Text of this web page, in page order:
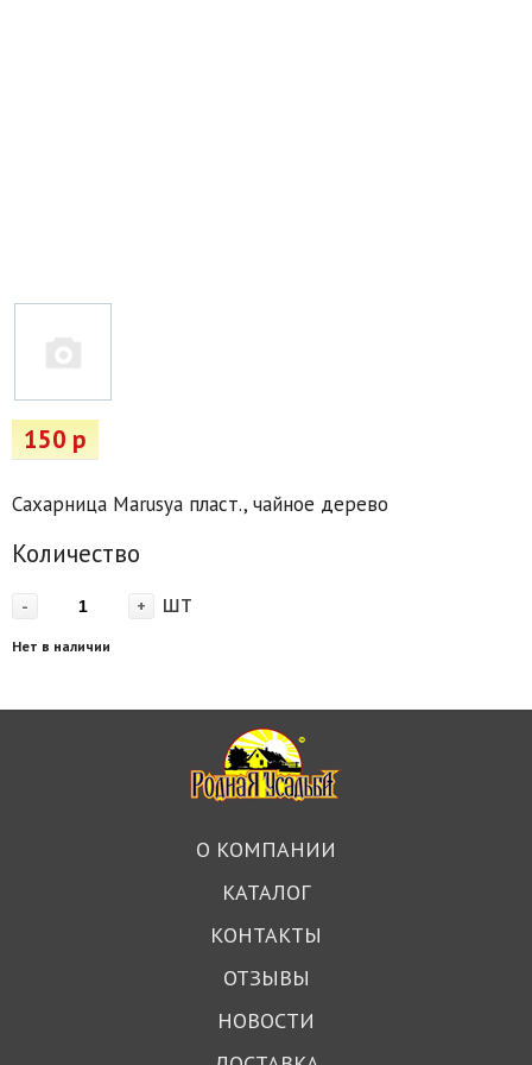
150 р
Сахарница Marusya пласт., чайное дерево
Количество
- + шт
Нет в наличии
О КОМПАНИИ
КАТАЛОГ
КОНТАКТЫ
ОТЗЫВЫ
НОВОСТИ